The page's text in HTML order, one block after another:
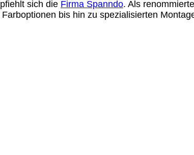
sich die Firma Spanndo. Als
bis hin zu spezialisierten